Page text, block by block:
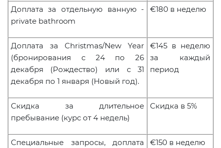
Доплата за отдельную ванную -
private bathroom
€180 в неделю
Доплата за Christmas/New Year
(бронирования с 24 по 26
декабря (Рождество) или с 31
декабря по 1 января (Новый год).
€145 в неделю
за каждый
период
Скидка за длительное
пребывание (курс от 4 недель)
Скидка в 5%
Специальные запросы, доплата
€150 в неделю